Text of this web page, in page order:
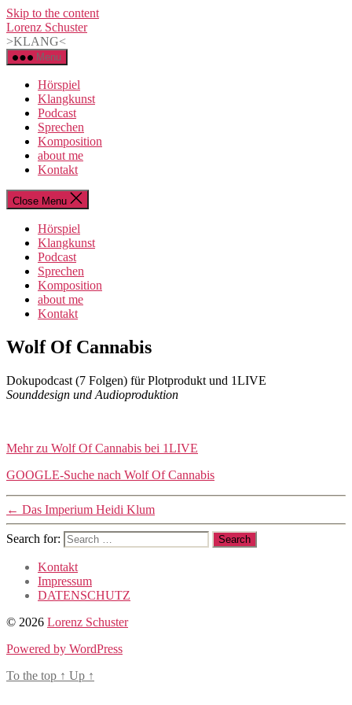
Skip to the content
Lorenz Schuster
>KLANG<
Menu
Hörspiel
Klangkunst
Podcast
Sprechen
Komposition
about me
Kontakt
Close Menu
Hörspiel
Klangkunst
Podcast
Sprechen
Komposition
about me
Kontakt
Categories
Podcast
Wolf Of Cannabis
Post
author
lorenzo
Post
date
Dokupodcast (7 Folgen) für Plotprodukt und 1LIVE
Sounddesign und Audioproduktion
Mehr zu Wolf Of Cannabis bei 1LIVE
GOOGLE-Suche nach Wolf Of Cannabis
← Das Imperium Heidi Klum
Search for:
Kontakt
Impressum
DATENSCHUTZ
© 2026 Lorenz Schuster
Powered by WordPress
To the top ↑ Up ↑